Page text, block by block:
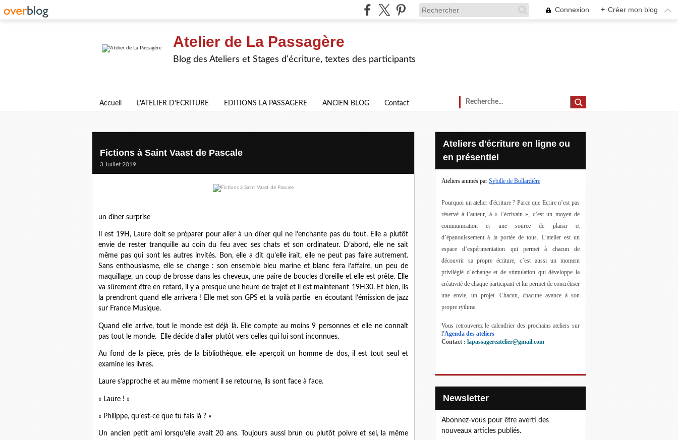
Connexion + Créer mon blog
Atelier de La Passagère
Blog des Ateliers et Stages d'écriture, textes des participants
Accueil L'ATELIER D'ECRITURE EDITIONS LA PASSAGERE ANCIEN BLOG Contact
Fictions à Saint Vaast de Pascale
3 Juillet 2019
un dîner surprise
Il est 19H, Laure doit se préparer pour aller à un dîner qui ne l’enchante pas du tout. Elle a plutôt
envie de rester tranquille au coin du feu avec ses chats et son ordinateur. D’abord, elle ne sait
même pas qui sont les autres invités. Bon, elle a dit qu’elle irait, elle ne peut pas faire autrement.
Sans enthousiasme, elle se change : son ensemble bleu marine et blanc fera l’affaire, un peu de
maquillage, un coup de brosse dans les cheveux, une paire de boucles d’oreille et elle est prête. Elle
va sûrement être en retard, il y a presque une heure de trajet et il est maintenant 19H30. Et bien, ils
la prendront quand elle arrivera ! Elle met son GPS et la voilà partie en écoutant l’émission de jazz
sur France Musique.
Quand elle arrive, tout le monde est déjà là. Elle compte au moins 9 personnes et elle ne connaît
pas tout le monde. Elle décide d’aller plutôt vers celles qui lui sont inconnues.
Au fond de la pièce, près de la bibliothèque, elle aperçoit un homme de dos, il est tout seul et
examine les livres.
Laure s’approche et au même moment il se retourne, ils sont face à face.
« Laure ! »
« Philippe, qu’est-ce que tu fais là ? »
Un ancien petit ami lorsqu’elle avait 20 ans. Toujours aussi brun ou plutôt poivre et sel, la même
Ateliers d'écriture en ligne ou
en présentiel
Ateliers animés par Sybille de Bollardière
Pourquoi un atelier d'écriture ? Parce que Ecrire n’est pas
réservé à l’auteur, à « l’écrivain », c’est un moyen de
communication et une source de plaisir et
d’épanouissement à la portée de tous. L’atelier est un
espace d’expérimentation qui permet à chacun de
découvrir sa propre écriture, c’est aussi un moment
privilégié d’échange et de stimulation qui développe la
créativité de chaque participant et lui permet de concrétiser
une envie, un projet. Chacun, chacune avance à son
propre rythme.
Vous retrouverez le calendrier des prochains ateliers sur
l'Agenda des ateliers
Contact : lapassagereatelier@gmail.com
Newsletter
Abonnez-vous pour être averti des
nouveaux articles publiés.